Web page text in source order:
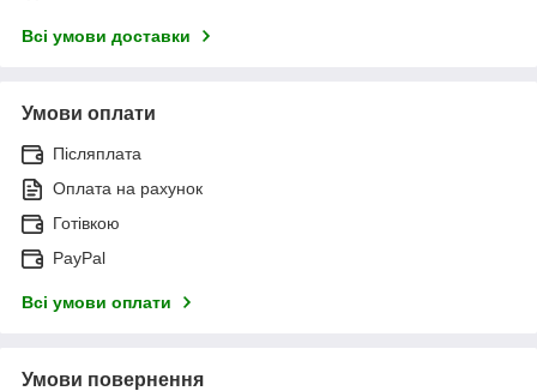
Всі умови доставки
Умови оплати
Післяплата
Оплата на рахунок
Готівкою
PayPal
Всі умови оплати
Умови повернення